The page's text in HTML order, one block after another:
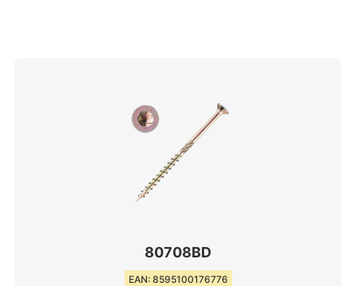
80708BD
EAN: 8595100176776